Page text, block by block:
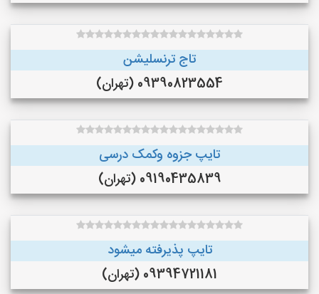
تاج ترنسلیشن
09390823554 (تهران)
تایپ جزوه وکمک درسی
09190435839 (تهران)
تایپ پذیرفته میشود
09394721181 (تهران)